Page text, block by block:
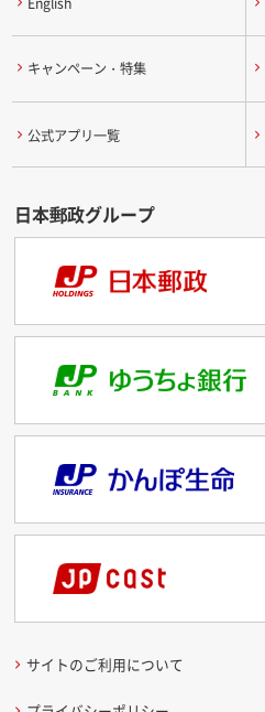
キャンペーン・特集
公式アプリ一覧
サイトのご利用について